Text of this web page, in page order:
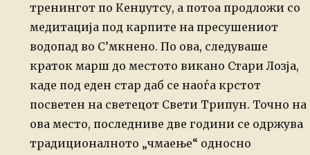
тренингот по Кенџутсу, а потоа продложи со
медитација под карпите на пресушениот
водопад во С’мкнено. По ова, следуваше
краток марш до местото викано Стари Лозја,
каде под еден стар даб се наоѓа крстот
посветен на светецот Свети Трипун. Точно на
ова место, последниве две години се одржува
традиционалното „чмаење“ односно